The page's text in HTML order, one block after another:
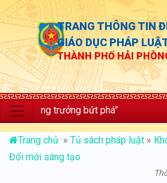
TRANG THÔNG TIN
GIÁO DỤC PHÁP
THÀNH PHỐ HẢI
tăng trưởng bứt phá”
Trang chủ » Tủ sách pháp luật »
Đổi mới sáng tạo